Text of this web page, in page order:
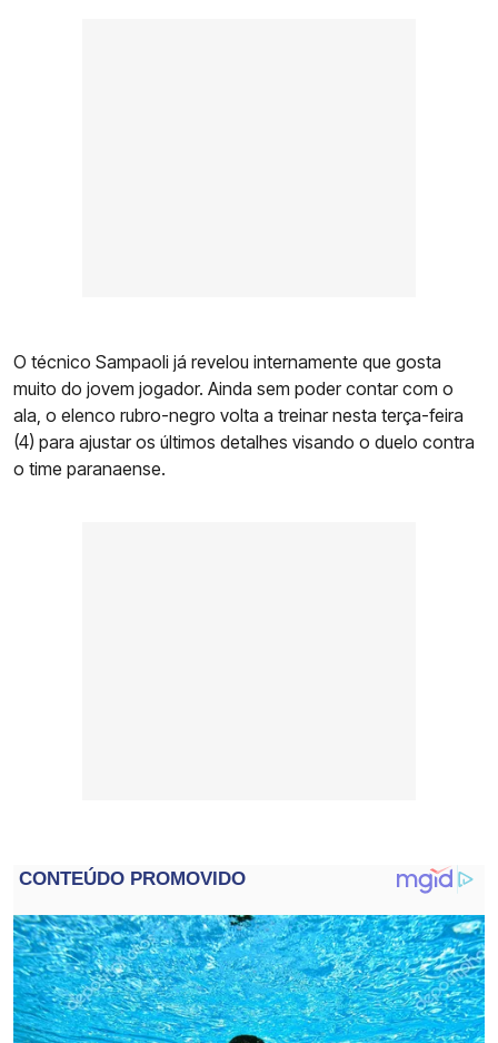
O técnico Sampaoli já revelou internamente que gosta
muito do jovem jogador. Ainda sem poder contar com o
ala, o elenco rubro-negro volta a treinar nesta terça-feira
(4) para ajustar os últimos detalhes visando o duelo contra
o time paranaense.